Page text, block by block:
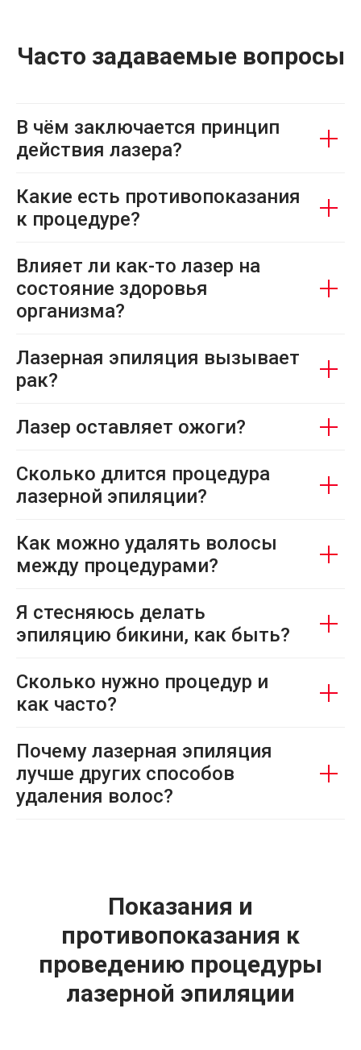
Часто задаваемые вопросы
В чём заключается принцип
действия лазера?
Какие есть противопоказания
к процедуре?
Влияет ли как-то лазер на
состояние здоровья
организма?
Лазерная эпиляция вызывает
рак?
Лазер оставляет ожоги?
Сколько длится процедура
лазерной эпиляции?
Как можно удалять волосы
между процедурами?
Я стесняюсь делать
эпиляцию бикини, как быть?
Сколько нужно процедур и
как часто?
Почему лазерная эпиляция
лучше других способов
удаления волос?
Показания и
противопоказания к
проведению процедуры
лазерной эпиляции